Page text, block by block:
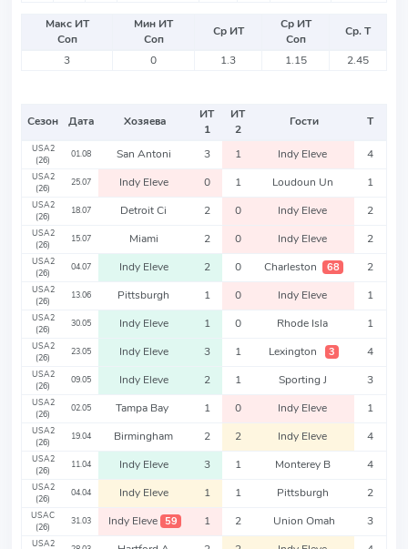
Макс ИТ
Соп
Мин ИТ
Соп
Ср ИТ
Ср ИТ
Соп
Ср. Т
3
0 1.3 1.15 2.45
Сезон Дата Хозяева
ИТ
1
ИТ
2
Гости Т
USA2
(26)
01.08 San Antoni 3 1 Indy Eleve 4
USA2
(26)
25.07 Indy Eleve 0 1 Loudoun Un 1
USA2
(26)
18.07 Detroit Ci 2 0 Indy Eleve 2
USA2
(26)
15.07 Miami 2 0 Indy Eleve 2
USA2
(26)
04.07 Indy Eleve 2 0 Charleston 68 2
USA2
(26)
13.06 Pittsburgh 1 0 Indy Eleve 1
USA2
(26)
30.05 Indy Eleve 1 0 Rhode Isla 1
USA2
(26)
23.05 Indy Eleve 3 1 Lexington 3 4
USA2
(26)
09.05 Indy Eleve 2 1 Sporting J 3
USA2
(26)
02.05 Tampa Bay 1 0 Indy Eleve 1
USA2
(26)
19.04 Birmingham 2 2 Indy Eleve 4
USA2
(26)
11.04 Indy Eleve 3 1 Monterey B 4
USA2
(26)
04.04 Indy Eleve 1 1 Pittsburgh 2
USAC
(26)
31.03 Indy Eleve 59 1 2 Union Omah 3
USA2